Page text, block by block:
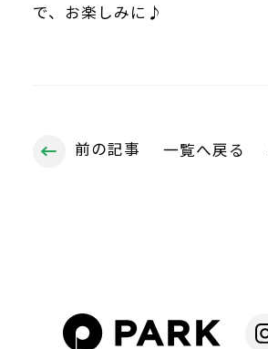
で、お楽しみに♪
前の記事 一覧へ戻る